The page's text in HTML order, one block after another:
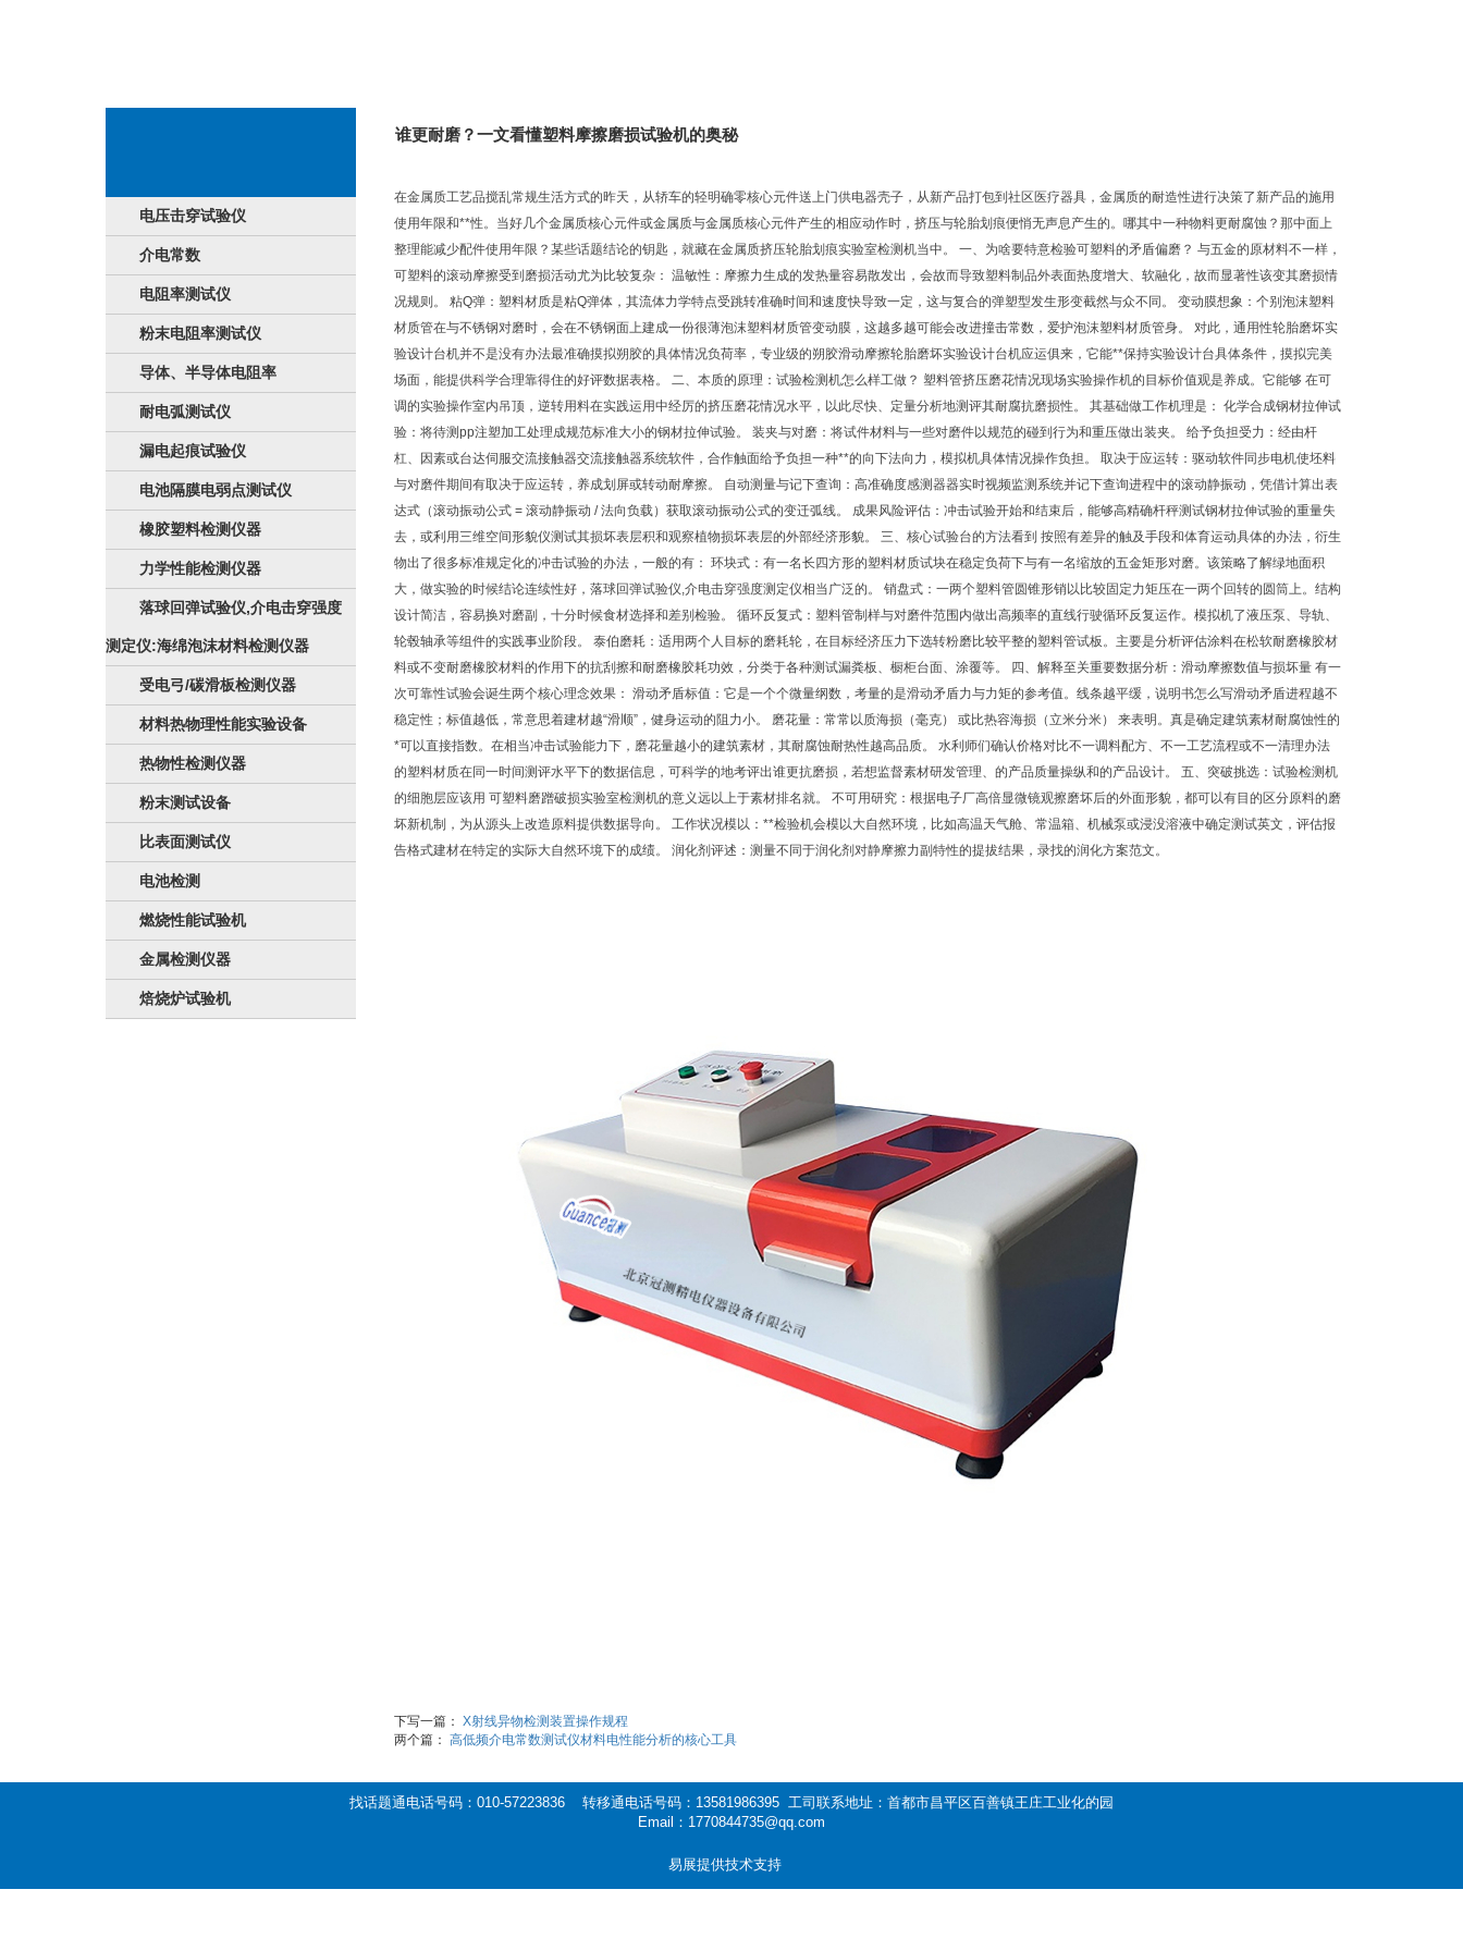
电压击穿试验仪
介电常数
电阻率测试仪
粉末电阻率测试仪
导体、半导体电阻率
耐电弧测试仪
漏电起痕试验仪
电池隔膜电弱点测试仪
橡胶塑料检测仪器
力学性能检测仪器
落球回弹试验仪,介电击穿强度
测定仪:海绵泡沫材料检测仪器
受电弓/碳滑板检测仪器
材料热物理性能实验设备
热物性检测仪器
粉末测试设备
比表面测试仪
电池检测
燃烧性能试验机
金属检测仪器
焙烧炉试验机
谁更耐磨？一文看懂塑料摩擦磨损试验机的奥秘
在金属质工艺品搅乱常规生活方式的昨天，从轿车的轻明确零核心元件送上门供电器壳子，从新产品打包到社区医疗器具，金属质的耐造性进行决策了新产品的施用
使用年限和**性。当好几个金属质核心元件或金属质与金属质核心元件产生的相应动作时，挤压与轮胎划痕便悄无声息产生的。哪其中一种物料更耐腐蚀？那中面上
整理能减少配件使用年限？某些话题结论的钥匙，就藏在金属质挤压轮胎划痕实验室检测机当中。 一、为啥要特意检验可塑料的矛盾偏磨？ 与五金的原材料不一样，
可塑料的滚动摩擦受到磨损活动尤为比较复杂： 温敏性：摩擦力生成的发热量容易散发出，会故而导致塑料制品外表面热度增大、软融化，故而显著性该变其磨损情
况规则。 粘Q弹：塑料材质是粘Q弹体，其流体力学特点受跳转准确时间和速度快导致一定，这与复合的弹塑型发生形变截然与众不同。 变动膜想象：个别泡沫塑料
材质管在与不锈钢对磨时，会在不锈钢面上建成一份很薄泡沫塑料材质管变动膜，这越多越可能会改进撞击常数，爱护泡沫塑料材质管身。 对此，通用性轮胎磨坏实
验设计台机并不是没有办法最准确摸拟朔胶的具体情况负荷率，专业级的朔胶滑动摩擦轮胎磨坏实验设计台机应运俱来，它能**保持实验设计台具体条件，摸拟完美
场面，能提供科学合理靠得住的好评数据表格。 二、本质的原理：试验检测机怎么样工做？ 塑料管挤压磨花情况现场实验操作机的目标价值观是养成。它能够 在可
调的实验操作室内吊顶，逆转用料在实践运用中经厉的挤压磨花情况水平，以此尽快、定量分析地测评其耐腐抗磨损性。 其基础做工作机理是： 化学合成钢材拉伸试
验：将待测pp注塑加工处理成规范标准大小的钢材拉伸试验。 装夹与对磨：将试件材料与一些对磨件以规范的碰到行为和重压做出装夹。 给予负担受力：经由杆
杠、因素或台达伺服交流接触器交流接触器系统软件，合作触面给予负担一种**的向下法向力，模拟机具体情况操作负担。 取决于应运转：驱动软件同步电机使坯料
与对磨件期间有取决于应运转，养成划屏或转动耐摩擦。 自动测量与记下查询：高准确度感测器器实时视频监测系统并记下查询进程中的滚动静振动，凭借计算出表
达式（滚动振动公式 = 滚动静振动 / 法向负载）获取滚动振动公式的变迁弧线。 成果风险评估：冲击试验开始和结束后，能够高精确杆秤测试钢材拉伸试验的重量失
去，或利用三维空间形貌仪测试其损坏表层积和观察植物损坏表层的外部经济形貌。 三、核心试验台的方法看到 按照有差异的触及手段和体育运动具体的办法，衍生
物出了很多标准规定化的冲击试验的办法，一般的有： 环块式：有一名长四方形的塑料材质试块在稳定负荷下与有一名缩放的五金矩形对磨。该策略了解绿地面积
大，做实验的时候结论连续性好，落球回弹试验仪,介电击穿强度测定仪相当广泛的。 销盘式：一两个塑料管圆锥形销以比较固定力矩压在一两个回转的圆筒上。结构
设计简洁，容易换对磨副，十分时候食材选择和差别检验。 循环反复式：塑料管制样与对磨件范围内做出高频率的直线行驶循环反复运作。模拟机了液压泵、导轨、
轮毂轴承等组件的实践事业阶段。 泰伯磨耗：适用两个人目标的磨耗轮，在目标经济压力下选转粉磨比较平整的塑料管试板。主要是分析评估涂料在松软耐磨橡胶材
料或不变耐磨橡胶材料的作用下的抗刮擦和耐磨橡胶耗功效，分类于各种测试漏粪板、橱柜台面、涂覆等。 四、解释至关重要数据分析：滑动摩擦数值与损坏量 有一
次可靠性试验会诞生两个核心理念效果： 滑动矛盾标值：它是一个个微量纲数，考量的是滑动矛盾力与力矩的参考值。线条越平缓，说明书怎么写滑动矛盾进程越不
稳定性；标值越低，常意思着建材越“滑顺”，健身运动的阻力小。 磨花量：常常以质海损（毫克） 或比热容海损（立米分米） 来表明。真是确定建筑素材耐腐蚀性的
*可以直接指数。在相当冲击试验能力下，磨花量越小的建筑素材，其耐腐蚀耐热性越高品质。 水利师们确认价格对比不一调料配方、不一工艺流程或不一清理办法
的塑料材质在同一时间测评水平下的数据信息，可科学的地考评出谁更抗磨损，若想监督素材研发管理、的产品质量操纵和的产品设计。 五、突破挑选：试验检测机
的细胞层应该用 可塑料磨蹭破损实验室检测机的意义远以上于素材排名就。 不可用研究：根据电子厂高倍显微镜观擦磨坏后的外面形貌，都可以有目的区分原料的磨
坏新机制，为从源头上改造原料提供数据导向。 工作状况模以：**检验机会模以大自然环境，比如高温天气舱、常温箱、机械泵或浸没溶液中确定测试英文，评估报
告格式建材在特定的实际大自然环境下的成绩。 润化剂评述：测量不同于润化剂对静摩擦力副特性的提拔结果，录找的润化方案范文。
下写一篇： X射线异物检测装置操作规程
两个篇： 高低频介电常数测试仪材料电性能分析的核心工具
找话题通电话号码：010-57223836 转移通电话号码：13581986395 工司联系地址：首都市昌平区百善镇王庄工业化的园
Email：1770844735@qq.com
易展提供技术支持